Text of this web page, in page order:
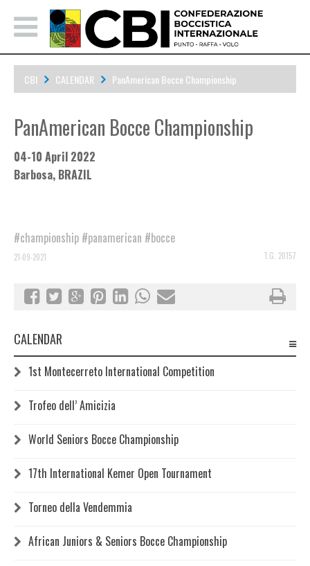
CBI CALENDAR PanAmerican Bocce Championship
PanAmerican Bocce Championship
04-10 April 2022
Barbosa, BRAZIL
#championship #panamerican #bocce
T.G. 20157
21-09-2021
CALENDAR
1st Montecerreto International Competition
Trofeo dell’ Amicizia
World Seniors Bocce Championship
17th International Kemer Open Tournament
Torneo della Vendemmia
African Juniors & Seniors Bocce Championship